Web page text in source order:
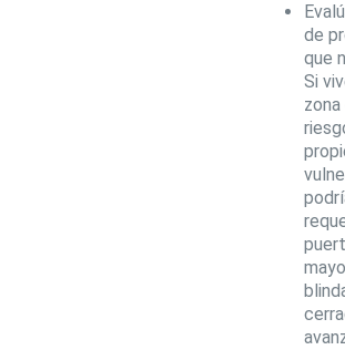
de
que
Si